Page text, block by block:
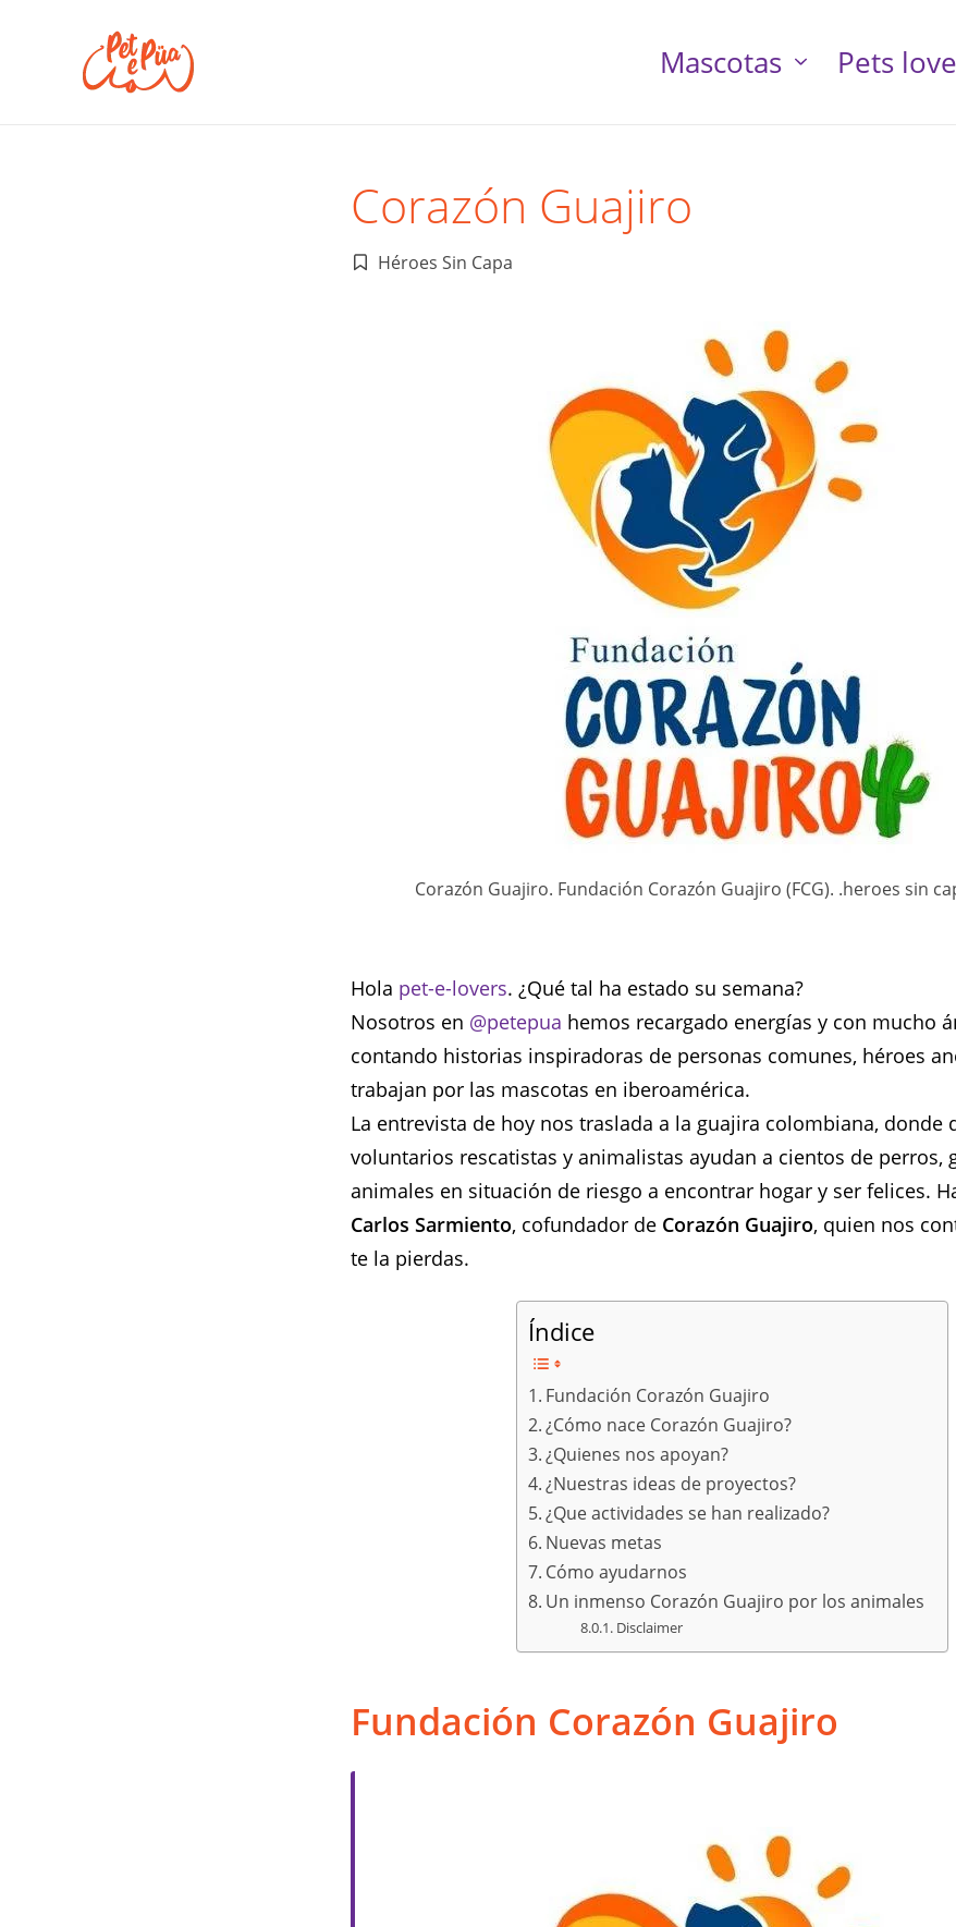
Mascotas Pets
Corazón Guajiro
Publicado
Héroes Sin Capa
Corazón Guajiro. Fundación Corazón Guajiro (FCG). .heroes sin
Hola pet-e-lovers. ¿Qué tal ha estado su semana?
Nosotros en @petepua hemos recargado energías y con mucho
contando historias inspiradoras de personas comunes, héroes
trabajan por las mascotas en iberoamérica.
La entrevista de hoy nos traslada a la guajira colombiana, donde
voluntarios rescatistas y animalistas ayudan a cientos de perros,
animales en situación de riesgo a encontrar hogar y ser felices.
Carlos Sarmiento, cofundador de Corazón Guajiro, quien nos
te la pierdas.
Índice
Fundación Corazón Guajiro
¿Cómo nace Corazón Guajiro?
¿Quienes nos apoyan?
¿Nuestras ideas de proyectos?
¿Que actividades se han realizado?
Nuevas metas
Cómo ayudarnos
Un inmenso Corazón Guajiro por los animales
Disclaimer
Fundación Corazón Guajiro